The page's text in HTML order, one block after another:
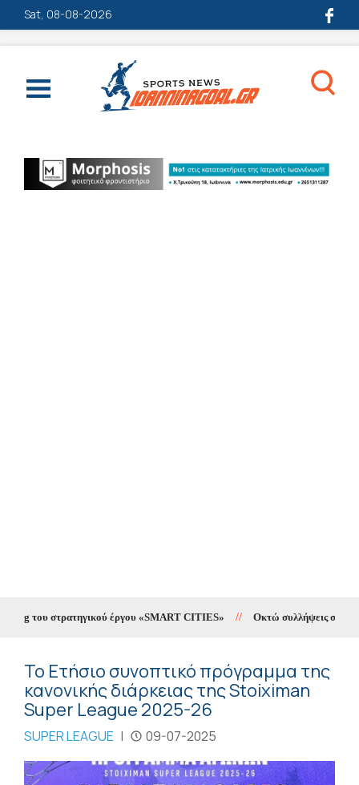
Sat, 08-08-2026
του στρατηγικού έργου «SMART CITIES» // Οκτώ συλλήψεις σε δέκα
Το Ετήσιο συνοπτικό πρόγραμμα της
κανονικής διάρκειας της Stoiximan
Super League 2025-26
SUPER LEAGUE | 09-07-2025